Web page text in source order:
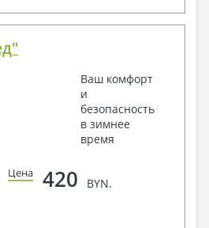
Ваш комфорт
и
безопасность
в зимнее
время
Цена 420 BYN.